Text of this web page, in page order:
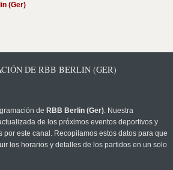
(Ger)
DE RBB BERLIN (GER)
de RBB Berlin (Ger). Nuestra
de los próximos eventos deportivos y
por este canal. Recopilamos estos datos para que
los horarios y detalles de los partidos en un solo